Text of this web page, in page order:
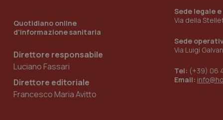
Quotidiano online
d'informazione sanitaria
Direttore responsabile
Luciano Fassari
Direttore editoriale
Francesco Maria Avitto
Sede legale
Via della
Sede
Via Luigi
Tel: (+39) 06
Email:
ROLLOUT_TOKEN
named-enable